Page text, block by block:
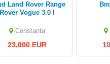
Rover Vogue 3.0 l
Constanta
23,000 EUR